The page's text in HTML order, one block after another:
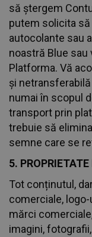
să ștergem
putem solicita
autocolante sau
noastră Blue
Platforma. Vă
și
numai în scopul
transport prin
trebuie să
semne care se
5.
Tot conținutul,
comerciale,
mărci
imagini,